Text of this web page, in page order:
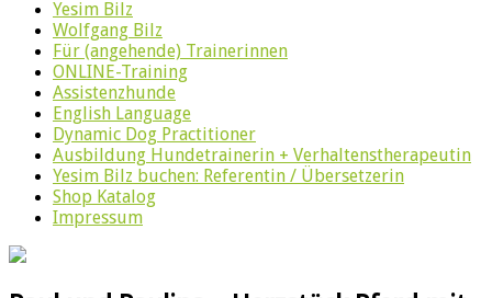
Yesim Bilz
Wolfgang Bilz
Für (angehende) Trainerinnen
ONLINE-Training
Assistenzhunde
English Language
Dynamic Dog Practitioner
Ausbildung Hundetrainerin + Verhaltenstherapeutin
Yesim Bilz buchen: Referentin / Übersetzerin
Shop Katalog
Impressum